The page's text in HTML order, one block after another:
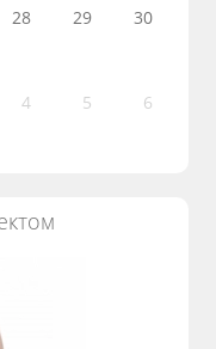
28 29 30
4 5 6